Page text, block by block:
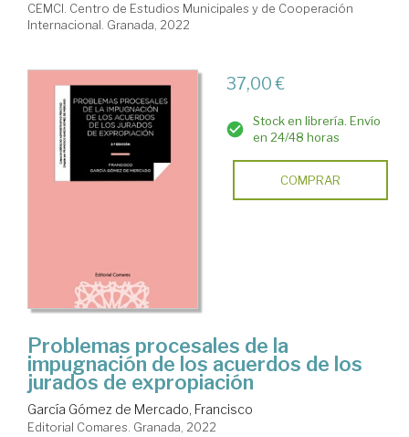
CEMCI. Centro de Estudios Municipales y de Cooperación
Internacional. Granada, 2022
37,00 €
Stock en librería. Envío
en 24/48 horas
COMPRAR
Problemas procesales de la
impugnación de los acuerdos de los
jurados de expropiación
García Gómez de Mercado, Francisco
Editorial Comares. Granada, 2022